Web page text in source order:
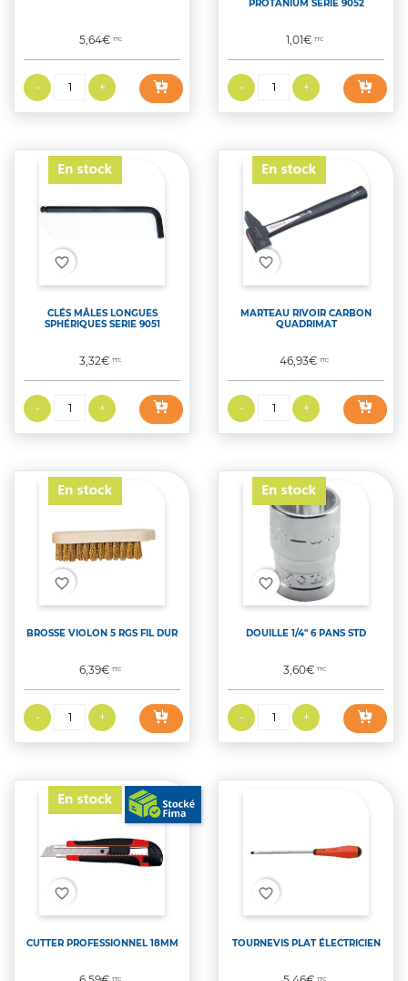
Prix
5,64€TTC
PROTANIUM SERIE 9052
Prix
1,01€TTC
favorite_border
CLÉS MÂLES LONGUES
SPHÉRIQUES SERIE 9051
Prix
3,32€TTC
favorite_border
MARTEAU RIVOIR CARBON
QUADRIMAT
Prix
46,93€TTC
favorite_border
BROSSE VIOLON 5 RGS FIL DUR
Prix
6,39€TTC
favorite_border
DOUILLE 1/4'' 6 PANS STD
Prix
3,60€TTC
favorite_border
CUTTER PROFESSIONNEL 18MM
TTC
favorite_border
TOURNEVIS PLAT ÉLECTRICIEN
TTC